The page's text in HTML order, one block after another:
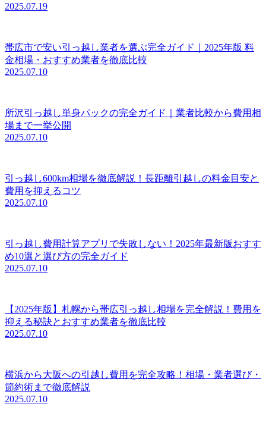
2025.07.19
帯広市で安い引っ越し業者を選ぶ完全ガイド｜2025年版 料
金相場・おすすめ業者を徹底比較
2025.07.10
所沢引っ越し単身パックの完全ガイド｜業者比較から費用相
場まで一挙公開
2025.07.10
引っ越し600km相場を徹底解説！長距離引越しの料金目安と
費用を抑えるコツ
2025.07.10
引っ越し費用計算アプリで失敗しない！2025年最新版おすす
め10選と選び方の完全ガイド
2025.07.10
【2025年版】札幌から帯広引っ越し相場を完全解説！費用を
抑える秘訣とおすすめ業者を徹底比較
2025.07.10
横浜から大阪への引越し費用を完全攻略！相場・業者選び・
節約術まで徹底解説
2025.07.10